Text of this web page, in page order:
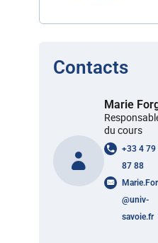
Contacts
Marie
du cours
+33 4 79
87 88
@univ-
savoie.fr